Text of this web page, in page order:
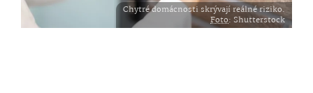
Chytré domácnosti skrývají reálné riziko.
Foto: Shutterstock